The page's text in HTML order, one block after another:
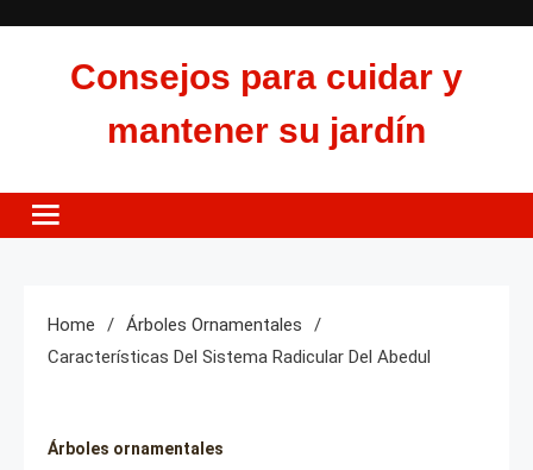
Consejos para cuidar y
mantener su jardín
Home
Árboles Ornamentales
Características Del Sistema Radicular Del Abedul
Árboles ornamentales